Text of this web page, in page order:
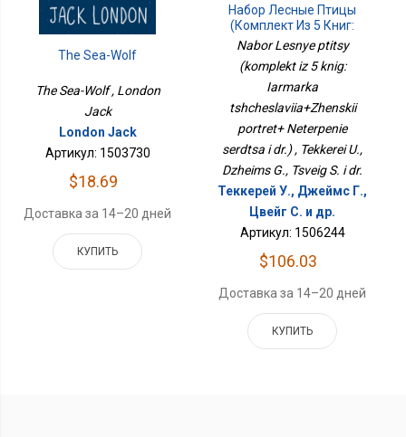
The Sea-Wolf
The Sea-Wolf , London
Jack
London Jack
Артикул: 1503730
$18.69
Доставка за 14–20 дней
КУПИТЬ
Набор Лесные Птицы
(комплект Из 5 Книг:
Ярмарка
Тщеславия+Женский
Портрет+ Нетерпение
Сердца И Др.)
Nabor Lesnye ptitsy
(komplekt iz 5 knig:
Iarmarka
tshcheslaviia+Zhenskii
portret+ Neterpenie
serdtsa i dr.) , Tekkerei U.,
Dzheims G., Tsveig S. i dr.
Теккерей У., Джеймс Г.,
Цвейг С. и др.
Артикул: 1506244
$106.03
Доставка за 14–20 дней
КУПИТЬ